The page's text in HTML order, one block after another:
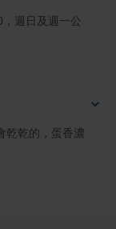
週日及週一公
乾乾的，蛋香濃